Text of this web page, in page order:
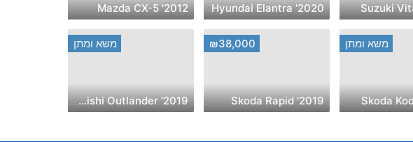
2020' Hyundai Elantra
2012' Mazda CX-5
משא ומתן ₪38,000
2019' Skoda Rapid
משא ומתן
2019' Mitsubishi Outlander